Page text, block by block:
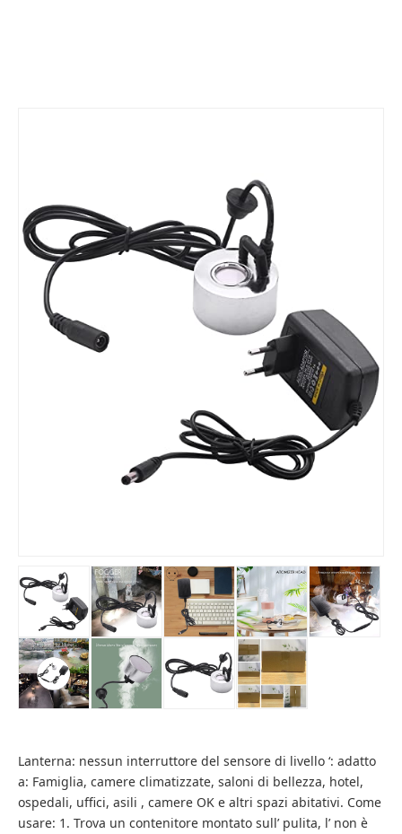
Lanterna: nessun interruttore del sensore di livello ‘: adatto
a: Famiglia, camere climatizzate, saloni di bellezza, hotel,
ospedali, uffici, asili , camere OK e altri spazi abitativi. Come
usare: 1. Trova un contenitore montato sull’ pulita, l’ non è